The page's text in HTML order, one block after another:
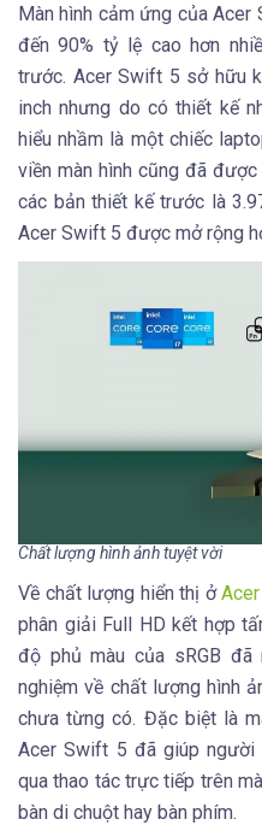
Màn hình cảm ứng của
đến 90% tỷ lệ cao hơn
trước. Acer Swift 5 sở hữu
inch nhưng do có thiết kế
hiểu nhầm là một chiếc
viền màn hình cũng đã
các bản thiết kế trước là
Acer Swift 5 được mở rộng
Chất lượng hình ảnh tuyệt vời
Về chất lượng hiển thị ở
phân giải Full HD kết hợp
độ phủ màu của sRGB
nghiệm về chất lượng hình
chưa từng có. Đặc biệt là
Acer Swift 5 đã giúp người
qua thao tác trực tiếp trên
bàn di chuột hay bàn phím.